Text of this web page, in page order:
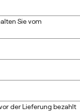
Sie vom
der Lieferung bezahlt